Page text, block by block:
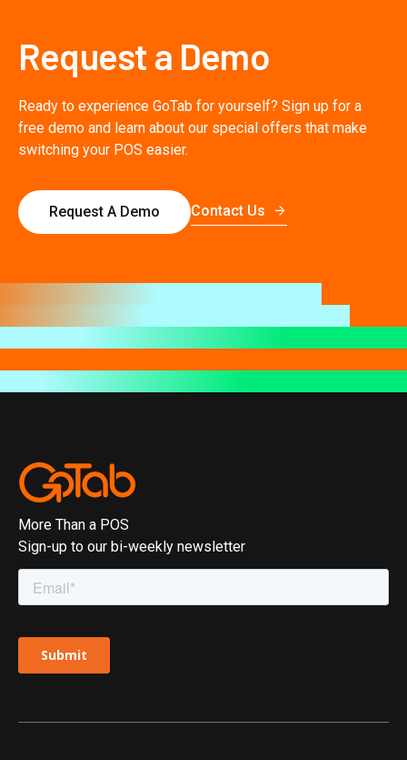
Request a Demo
Ready to experience GoTab for yourself? Sign up for a
free demo and learn about our special offers that make
switching your POS easier.
Request A Demo Contact Us
More Than a POS
Sign-up to our bi-weekly newsletter